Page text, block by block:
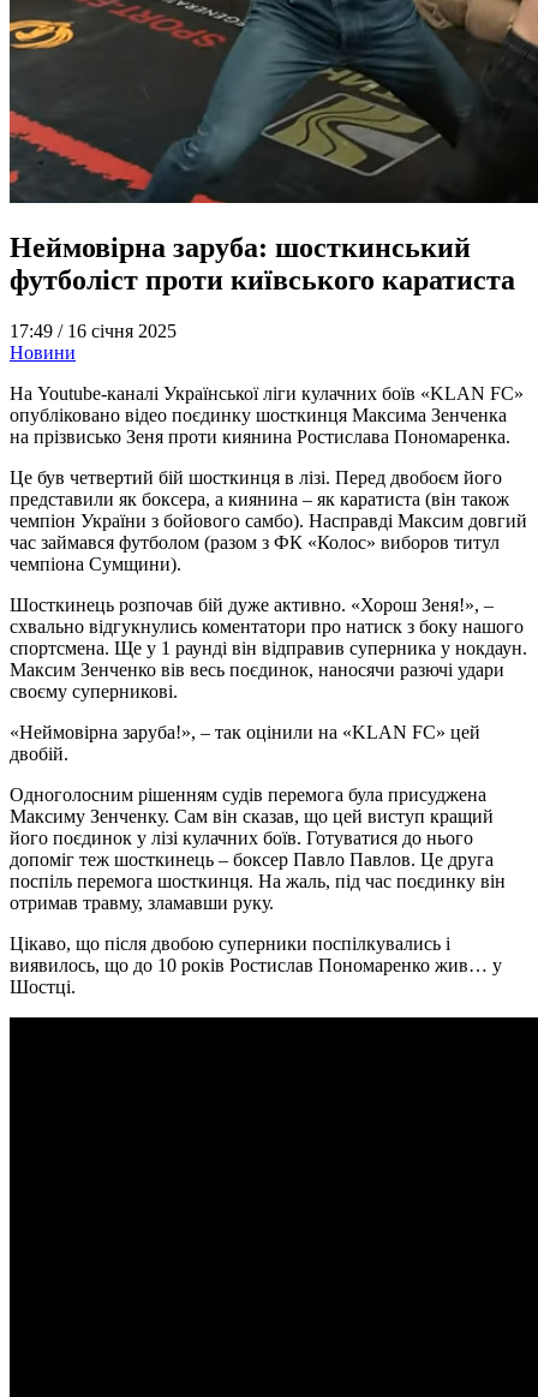
Неймовірна заруба: шосткинський
футболіст проти київського каратиста
17:49 / 16 січня 2025
Новини
На Youtube-каналі Української ліги кулачних боїв «KLAN FC»
опубліковано відео поєдинку шосткинця Максима Зенченка
на прізвисько Зеня проти киянина Ростислава Пономаренка.
Це був четвертий бій шосткинця в лізі. Перед двобоєм його
представили як боксера, а киянина – як каратиста (він також
чемпіон України з бойового самбо). Насправді Максим довгий
час займався футболом (разом з ФК «Колос» виборов титул
чемпіона Сумщини).
Шосткинець розпочав бій дуже активно. «Хорош Зеня!», –
схвально відгукнулись коментатори про натиск з боку нашого
спортсмена. Ще у 1 раунді він відправив суперника у нокдаун.
Максим Зенченко вів весь поєдинок, наносячи разючі удари
своєму суперникові.
«Неймовірна заруба!», – так оцінили на «KLAN FC» цей
двобій.
Одноголосним рішенням судів перемога була присуджена
Максиму Зенченку. Сам він сказав, що цей виступ кращий
його поєдинок у лізі кулачних боїв. Готуватися до нього
допоміг теж шосткинець – боксер Павло Павлов. Це друга
поспіль перемога шосткинця. На жаль, під час поєдинку він
отримав травму, зламавши руку.
Цікаво, що після двобою суперники поспілкувались і
виявилось, що до 10 років Ростислав Пономаренко жив… у
Шостці.